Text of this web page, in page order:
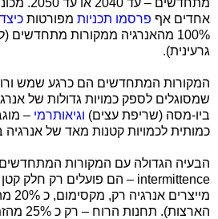
אחדים אף פרסמו תכניות מפורטות
100% מהאנרגיה ממקורות
גרעינית).
המקורות המתחדשים הם כרגע שמש
שמסוגלים לספק כמויות גדולות של
ביו-מסה (שריפת עצים) וגיאותרמי –
כמותית לכמויות קטנות מאד של אנרגיה
הבעיה הגדולה עם המקורות המתחדשים
intermittence – הם פועלים רק חלק